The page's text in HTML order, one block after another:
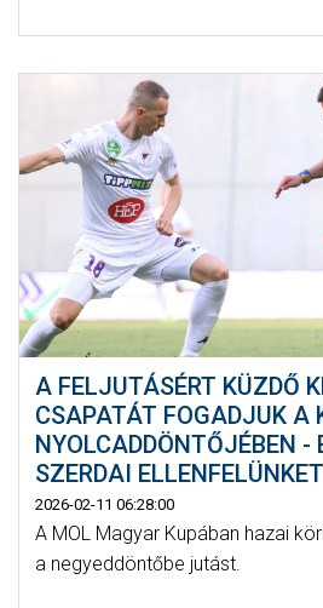
A FELJUTÁSÉRT KÜZDŐ
CSAPATÁT FOGADJUK A
NYOLCADDÖNTŐJÉBEN -
SZERDAI ELLENFELÜNKET
2026-02-11 06:28:00
A MOL Magyar Kupában hazai
a negyeddöntőbe jutást.